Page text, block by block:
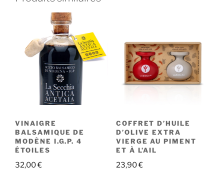
VINAIGRE
BALSAMIQUE DE
MODÈNE I.G.P. 4
ÉTOILES
32,00€
COFFRET D’HUILE
D’OLIVE EXTRA
VIERGE AU PIMENT
ET À L’AIL
23,90€